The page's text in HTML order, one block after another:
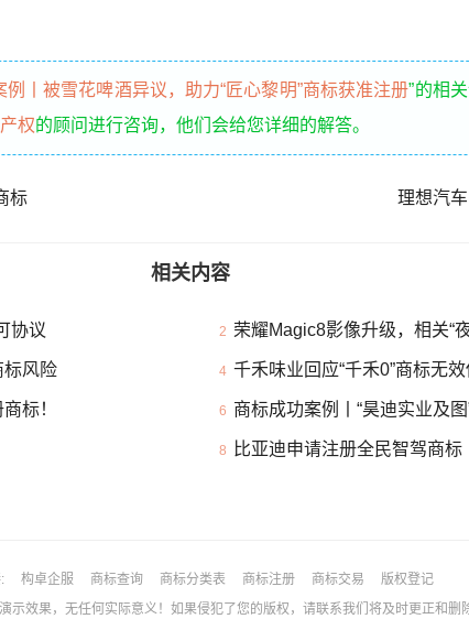
例丨被雪花啤酒异议，助力“匠心黎明”商标获准注册”的相
权的顾问进行咨询，他们会给您详细的解答。
标 理想汽
相关内容
协议 2 荣耀Magic8影像升级，相关“
标风险 4 千禾味业回应“千禾0”商标无效
标！ 6 商标成功案例丨“昊迪实业及
8 比亚迪申请注册全民智驾商标
构卓企服 商标查询 商标分类表 商标注册 商标交易
版权登记
示效果，无任何实际意义！如果侵犯了您的版权，请联系我们将及时更正和删